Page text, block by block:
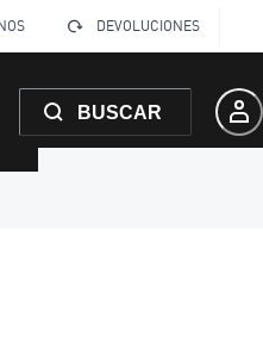
DEVOLUCIONES
BUSCAR